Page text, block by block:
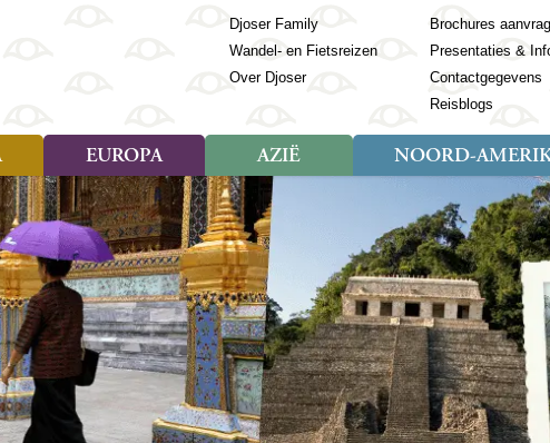
Djoser Family
Wandel- en Fietsreizen
Over Djoser
Brochures
Presentaties &
Contactgegevens
Reisblogs
Tomé en Principe
(Frans) Guyana
Galapagos
Guatemala
Honduras
Mexico
Nicaragua
Paaseiland
Paraguay
Peru
Suriname
EUROPA
Soort reizen
Rondreis (28)
Familiereis (11)
Fietsreis (8)
Wandelreis (23)
Cultuur (12)
Natuur (3)
Armenië
Azerbeidzjan
Azoren
Balkan
Baltische Staten
Bosnië en Herzegovina
Bulgarije
Engeland
Georgië
IJsland
Ierland
Italië
Kaapverdië
Kosovo
Kroatië
Lapland
Letland
AZIË
Soort reizen
Rondreis (57)
Familiereis (22)
Fietsreis (3)
Cultuur (28)
Natuur (16)
Nieuwe reizen
Bangladesh
Bhutan
Cambodja
China
Filipijnen
India
Indochina
Indonesië
Japan
Jordanië
NOORD-
Rondreis (7)
Familiereis (2)
Natuur (5)